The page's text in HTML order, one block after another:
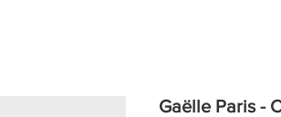
Gaëlle Paris -